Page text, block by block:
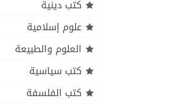
كتب دينية
علوم إسلامية
العلوم والطبيعة
كتب سياسية
كتب الفلسفة